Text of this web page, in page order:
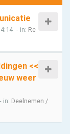
- in: Re
<<
weer
- in: Deelnemen /